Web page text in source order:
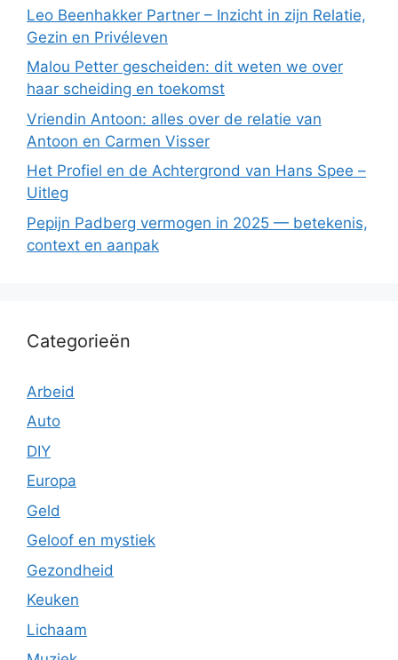
Leo Beenhakker Partner – Inzicht in zijn Relatie,
Gezin en Privéleven
Malou Petter gescheiden: dit weten we over
haar scheiding en toekomst
Vriendin Antoon: alles over de relatie van
Antoon en Carmen Visser
Het Profiel en de Achtergrond van Hans Spee –
Uitleg
Pepijn Padberg vermogen in 2025 — betekenis,
context en aanpak
Categorieën
Arbeid
Auto
DIY
Europa
Geld
Geloof en mystiek
Gezondheid
Keuken
Lichaam